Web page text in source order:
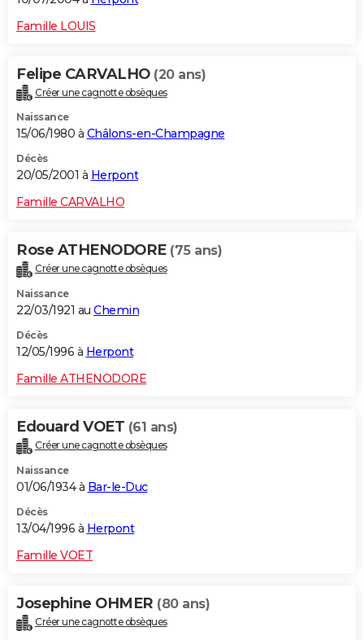
Famille LOUIS
Felipe CARVALHO (20 ans)
Créer une cagnotte obsèques
Naissance
15/06/1980 à Châlons-en-Champagne
Décès
20/05/2001 à Herpont
Famille CARVALHO
Rose ATHENODORE (75 ans)
Créer une cagnotte obsèques
Naissance
22/03/1921 au Chemin
Décès
12/05/1996 à Herpont
Famille ATHENODORE
Edouard VOET (61 ans)
Créer une cagnotte obsèques
Naissance
01/06/1934 à Bar-le-Duc
Décès
13/04/1996 à Herpont
Famille VOET
Josephine OHMER (80 ans)
Créer une cagnotte obsèques